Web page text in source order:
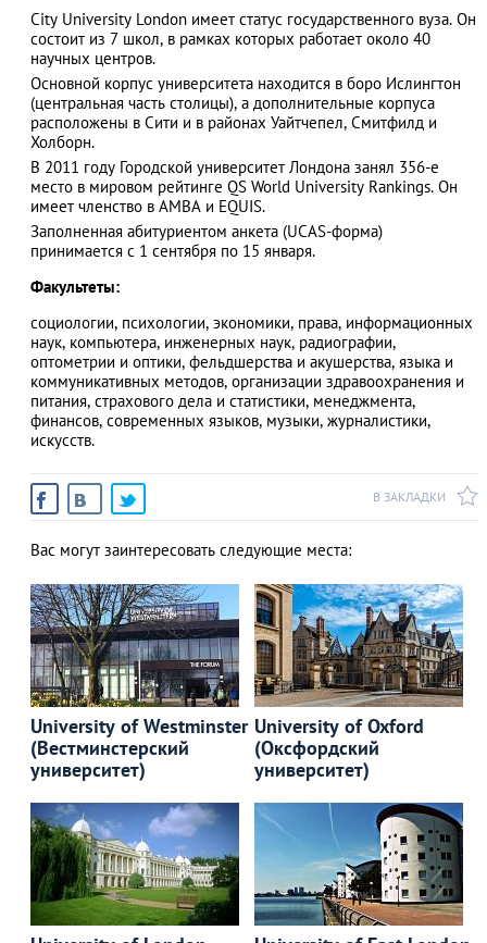
АЗАД
City University London имеет статус государственного вуза. Он
состоит из 7 школ, в рамках которых работает около 40
научных центров.
Основной корпус университета находится в боро Ислингтон
(центральная часть столицы), а дополнительные корпуса
расположены в Сити и в районах Уайтчепел, Смитфилд и
Холборн.
В 2011 году Городской университет Лондона занял 356-е
место в мировом рейтинге QS World University Rankings. Он
имеет членство в AMBA и EQUIS.
Заполненная абитуриентом анкета (UCAS-форма)
принимается с 1 сентября по 15 января.
Факультеты:
социологии, психологии, экономики, права, информационных
наук, компьютера, инженерных наук, радиографии,
оптометрии и оптики, фельдшерства и акушерства, языка и
коммуникативных методов, организации здравоохранения и
питания, страхового дела и статистики, менеджмента,
финансов, современных языков, музыки, журналистики,
искусств.
В ЗАКЛАДКИ
Вас могут заинтересовать следующие места:
University of Westminster
(Вестминстерский
университет)
University of Oxford
(Оксфордский
университет)